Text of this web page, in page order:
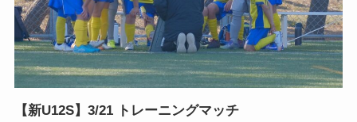
【新U12S】3/21 トレーニングマッチ